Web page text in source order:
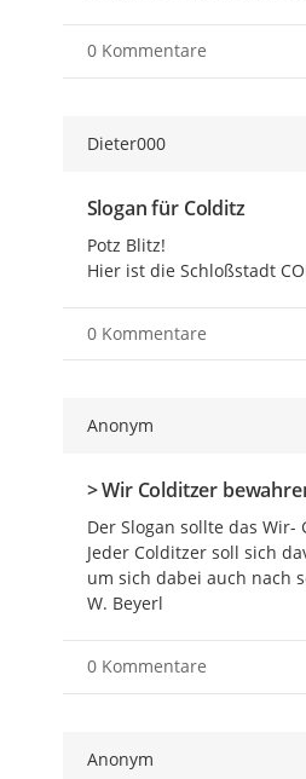
0 Kommentare
Dieter000
Slogan für Colditz
Potz Blitz!
Hier ist die Schloßstadt
0 Kommentare
Anonym
> Wir Colditzer
Der Slogan sollte das Wir-
Jeder Colditzer soll sich
um sich dabei auch nach
W. Beyerl
0 Kommentare
Anonym